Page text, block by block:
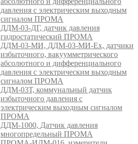
давления с электрическим выходным
сигналом ПРОМА
ДДМ-03-ДГ, датчик давления
гидростатический ПРОМА
ДДМ-03-МИ, ДДМ-03-МИ-Ех, датчики
избыточного, вакуумметрического
абсолютного и дифференциального
давления с электрическим выходным
сигналом ПРОМА
ДДМ-03Т, коммунальный датчик
избыточного давления с
электрическим выходным сигналом
ПРОМА
ДДМ-1000, Датчик давления
многопредельный ПРОМА